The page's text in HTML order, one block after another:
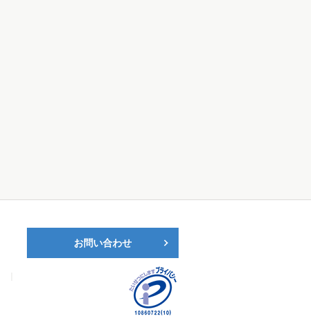
お問い合わせ